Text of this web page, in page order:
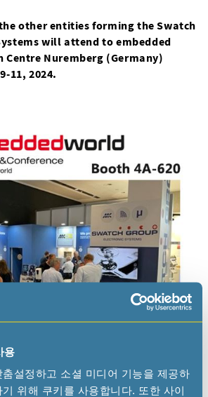
용
설정하고 소셜 미디어 기능을 제공하
위해 쿠키를 사용합니다. 또한 사이
other entities forming the Swatch
will attend to embedded
Nuremberg (Germany)
11, 2024.